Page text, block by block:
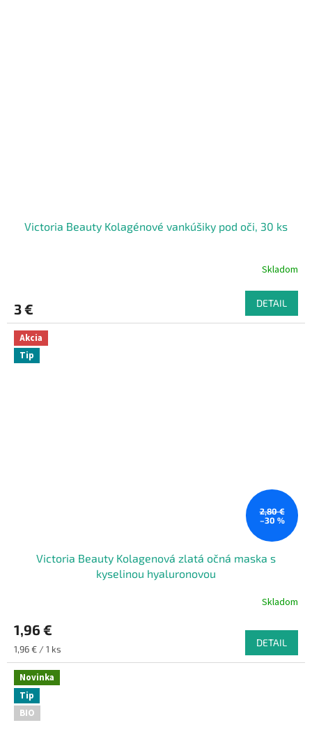
Victoria Beauty Kolagénové vankúšiky pod oči, 30 ks
Skladom
3 € DETAIL
Akcia
Tip
2,80 €
–30 %
Victoria Beauty Kolagenová zlatá očná maska s
kyselinou hyaluronovou
Skladom
1,96 €
Jednotková
cena:
1,96 € / 1 ks
DETAIL
Novinka
Tip
BIO